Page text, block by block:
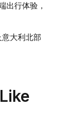
出行体验，
大利北部